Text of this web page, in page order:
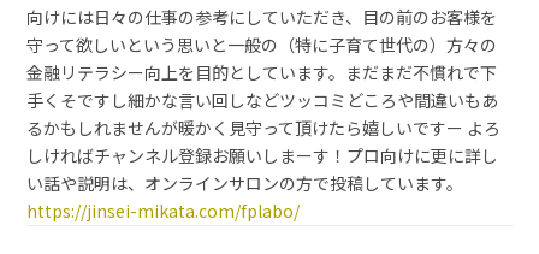
向けには日々の仕事の参考にしていただき、目の前のお客様を
守って欲しいという思いと一般の（特に子育て世代の）方々の
金融リテラシー向上を目的としています。まだまだ不慣れで下
手くそですし細かな言い回しなどツッコミどころや間違いもあ
るかもしれませんが暖かく見守って頂けたら嬉しいですー よろ
しければチャンネル登録お願いしまーす！プロ向けに更に詳し
い話や説明は、オンラインサロンの方で投稿しています。
https://jinsei-mikata.com/fplabo/